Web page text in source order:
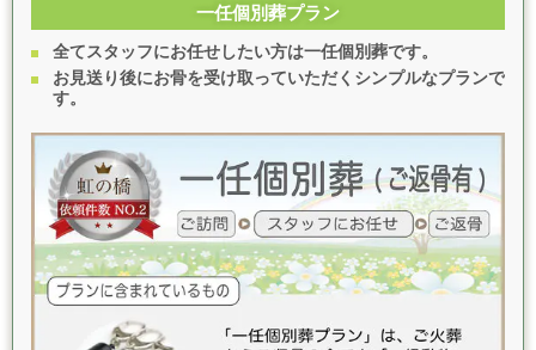
一任個別葬プラン
全てスタッフにお任せしたい方は一任個別葬です。
お見送り後にお骨を受け取っていただくシンプルなプランで
す。